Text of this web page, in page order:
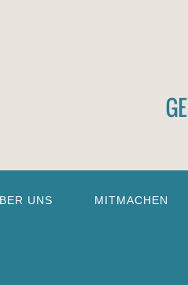
UNS MITMACHEN